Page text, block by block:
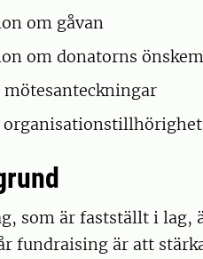
om gåvan
om donatorns
mötesanteckningar
som är fastställt i
fundraising är att